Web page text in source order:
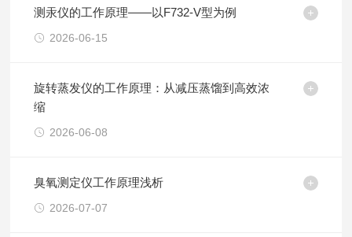
测汞仪的工作原理——以F732-V型为例
2026-06-15
旋转蒸发仪的工作原理：从减压蒸馏到高效浓
缩
2026-06-08
臭氧测定仪工作原理浅析
2026-07-07